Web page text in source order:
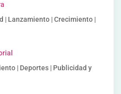
| Lanzamiento | Crecimiento |
| Deportes | Publicidad y